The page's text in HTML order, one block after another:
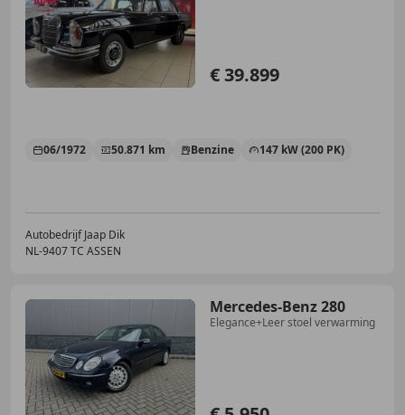
€ 39.899
06/1972 50.871 km Benzine 147 kW (200 PK)
Autobedrijf Jaap Dik
NL-9407 TC ASSEN
Mercedes-Benz 280
Elegance+Leer stoel verwarming